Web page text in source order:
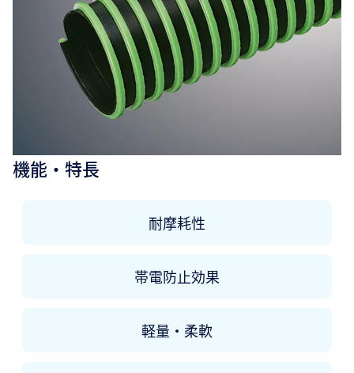
機能・特長
耐摩耗性
帯電防止効果
軽量・柔軟